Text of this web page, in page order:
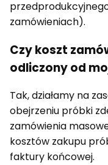
zamówieniach).
Czy koszt
odliczony od
Tak, działamy na
obejrzeniu próbki
zamówienia
kosztów zakupu
faktury końcowej.